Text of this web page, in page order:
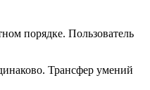
порядке. Пользователь
Трансфер умений